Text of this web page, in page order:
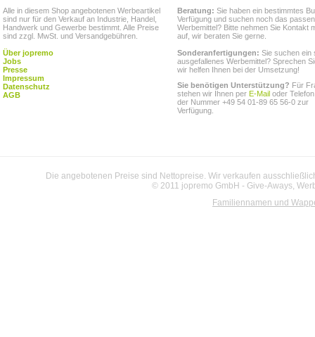
Alle in diesem Shop angebotenen Werbeartikel
sind nur für den Verkauf an Industrie, Handel,
Handwerk und Gewerbe bestimmt. Alle Preise
sind zzgl. MwSt. und Versandgebühren.
Über jopremo
Jobs
Presse
Impressum
Datenschutz
AGB
Beratung: Sie haben ein bestimmtes
Verfügung und suchen noch das
Werbemittel? Bitte nehmen Sie Kontakt
auf, wir beraten Sie gerne.
Sonderanfertigungen: Sie suchen ein
ausgefallenes Werbemittel? Sprechen
wir helfen Ihnen bei der Umsetzung!
Sie benötigen Unterstützung? Für
stehen wir Ihnen per E-Mail oder
der Nummer +49 54 01-89 65 56-0 zur
Verfügung.
Die angebotenen Preise sind Nettopreise. Wir verkaufen
© 2011 jopremo GmbH - Give-Aways,
Familiennamen und